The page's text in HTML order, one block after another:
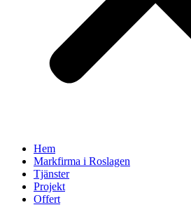
Hem
Markfirma i Roslagen
Tjänster
Projekt
Offert